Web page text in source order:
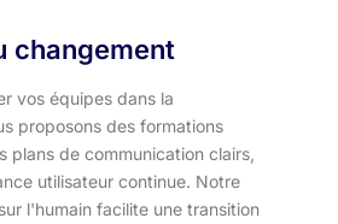
changement
vos équipes dans la
proposons des formations
plans de communication clairs,
utilisateur continue. Notre
l'humain facilite une transition